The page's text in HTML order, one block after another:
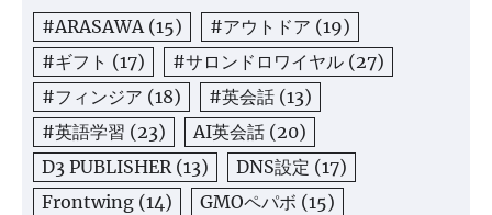
#ARASAWA(15) #アウトドア (19)
#ギフト (17) #サロンドロワイヤル (27)
#フィンジア (18) #英会話 (13)
#英語学習 (23) AI英会話 (20)
D3 PUBLISHER(13) DNS設定 (17)
Frontwing (14) GMOペパボ (15)